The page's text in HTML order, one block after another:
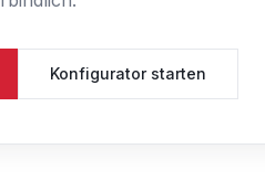
Konfigurator starten